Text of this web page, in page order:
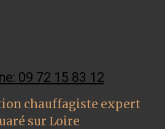
09 72 15 83 12
chauffagiste expert
sur Loire